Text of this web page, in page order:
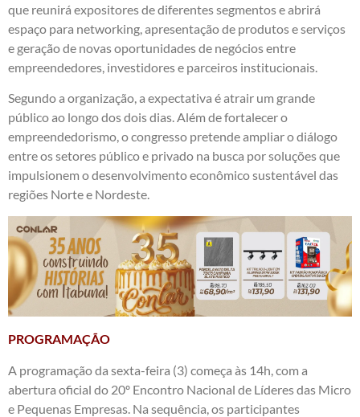
que reunirá expositores de diferentes segmentos e abrirá
espaço para networking, apresentação de produtos e serviços
e geração de novas oportunidades de negócios entre
empreendedores, investidores e parceiros institucionais.
Segundo a organização, a expectativa é atrair um grande
público ao longo dos dois dias. Além de fortalecer o
empreendedorismo, o congresso pretende ampliar o diálogo
entre os setores público e privado na busca por soluções que
impulsionem o desenvolvimento econômico sustentável das
regiões Norte e Nordeste.
PROGRAMAÇÃO
A programação da sexta-feira (3) começa às 14h, com a
abertura oficial do 20º Encontro Nacional de Líderes das Micro
e Pequenas Empresas. Na sequência, os participantes